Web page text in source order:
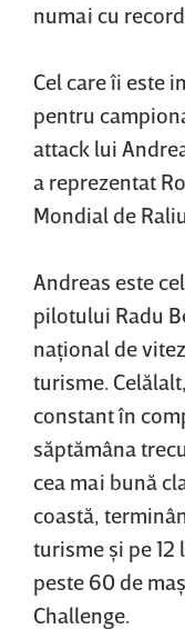
numai cu
Cel care îi este
pentru
attack lui
a reprezentat
Mondial de
Andreas este
pilotului Radu
naţional de
turisme.
constant în
săptămâna
cea mai bună
coastă,
turisme şi pe
peste 60 de
Challenge.